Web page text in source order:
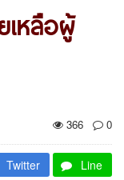
หลือผู้
366
0
Twitter Line